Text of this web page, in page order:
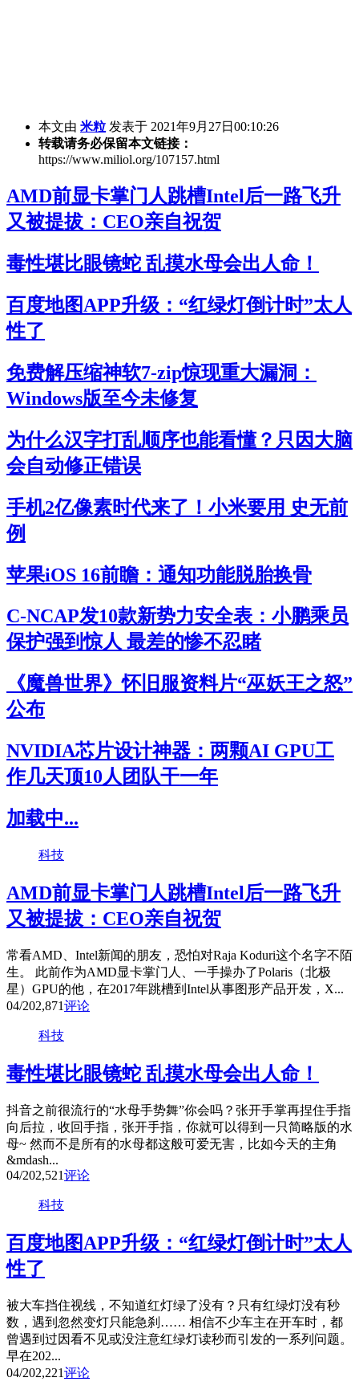
本文由 米粒 发表于 2021年9月27日00:10:26
转载请务必保留本文链接：
https://www.miliol.org/107157.html
AMD前显卡掌门人跳槽Intel后一路飞升
又被提拔：CEO亲自祝贺
毒性堪比眼镜蛇 乱摸水母会出人命！
百度地图APP升级：“红绿灯倒计时”太人
性了
免费解压缩神软7-zip惊现重大漏洞：
Windows版至今未修复
为什么汉字打乱顺序也能看懂？只因大脑
会自动修正错误
手机2亿像素时代来了！小米要用 史无前
例
苹果iOS 16前瞻：通知功能脱胎换骨
C-NCAP发10款新势力安全表：小鹏乘员
保护强到惊人 最差的惨不忍睹
《魔兽世界》怀旧服资料片“巫妖王之怒”
公布
NVIDIA芯片设计神器：两颗AI GPU工
作几天顶10人团队干一年
加载中...
科技
AMD前显卡掌门人跳槽Intel后一路飞升
又被提拔：CEO亲自祝贺
常看AMD、Intel新闻的朋友，恐怕对Raja Koduri这个名字不陌
生。 此前作为AMD显卡掌门人、一手操办了Polaris（北极
星）GPU的他，在2017年跳槽到Intel从事图形产品开发，X...
04/202,871评论
科技
毒性堪比眼镜蛇 乱摸水母会出人命！
抖音之前很流行的“水母手势舞”你会吗？张开手掌再捏住手指
向后拉，收回手指，张开手指，你就可以得到一只简略版的水
母~ 然而不是所有的水母都这般可爱无害，比如今天的主角
&mdash...
04/202,521评论
科技
百度地图APP升级：“红绿灯倒计时”太人
性了
被大车挡住视线，不知道红灯绿了没有？只有红绿灯没有秒
数，遇到忽然变灯只能急刹…… 相信不少车主在开车时，都
曾遇到过因看不见或没注意红绿灯读秒而引发的一系列问题。
早在202...
04/202,221评论